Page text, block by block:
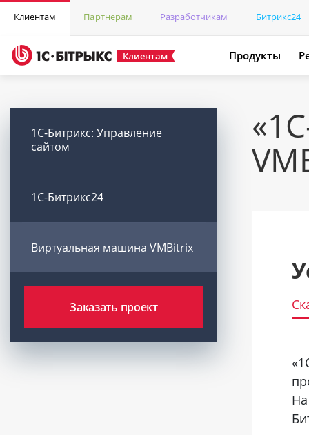
Клиентам Партнерам Разработчикам Битрикс24
Клиентам Продукты
1С-Битрикс: Управление
сайтом
1C-Битрикс24
Виртуальная машина VMBitrix
Заказать проект